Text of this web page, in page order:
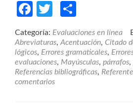
Facebook
Twitter
Categoría: Evaluaciones en línea
Abreviaturas, Acentuación, Citado
lógicos, Errores gramaticales,
evaluaciones, Mayúsculas, párrafos,
Referencias bibliográficas,
comentarios